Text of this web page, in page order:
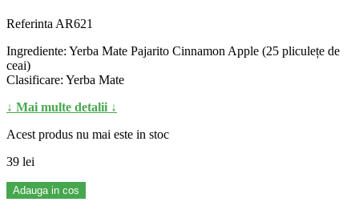
Referinta AR621
Ingrediente: Yerba Mate Pajarito Cinnamon Apple (25 pliculețe de
ceai)
Clasificare: Yerba Mate
↓ Mai multe detalii ↓
Acest produs nu mai este in stoc
39 lei
Adauga in cos